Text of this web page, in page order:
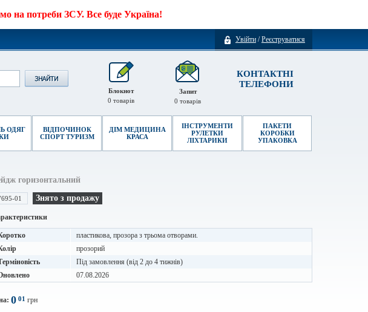
на потреби ЗСУ. Все буде Україна!
Увійти /Реєструватися
КОНТАКТНІ
ТЕЛЕФОНИ
Запит
0 товарів
Блокнот
0 товарів
ОДЯГ
ВІДПОЧИНОК
СПОРТ ТУРИЗМ
ДІМ МЕДИЦИНА
КРАСА
ІНСТРУМЕНТИ
РУЛЕТКИ
ЛІХТАРИКИ
ПАКЕТИ
КОРОБКИ
УПАКОВКА
горизонтальний
01 Знято з продажу
пластикова, прозора з трьома отворами.
прозорий
Під замовлення (від 2 до 4 тижнів)
07.08.2026
0 01 грн